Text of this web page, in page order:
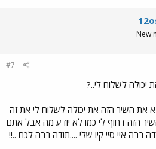
New
#7
יכולה לשלוח לי..?
את השיר הזה את יכולה לשלוח לי את זה
הזה דחוף לי כמו לא יודע מה אבל אתם
רבה איי סיי קיו שלי ....תודה רבה לכם ..!!